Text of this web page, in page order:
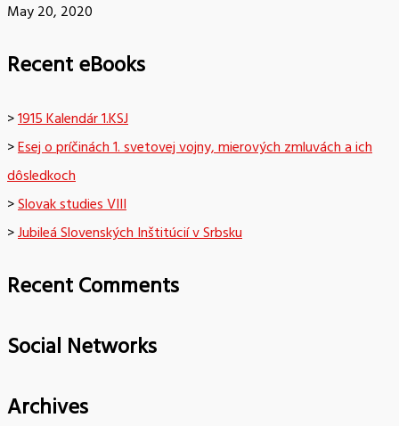
May 20, 2020
Recent eBooks
>1915 Kalendár 1.KSJ
>Esej o príčinách 1. svetovej vojny, mierových zmluvách a ich
dôsledkoch
>Slovak studies VIII
>Jubileá Slovenských Inštitúcií v Srbsku
Recent Comments
Social Networks
Archives